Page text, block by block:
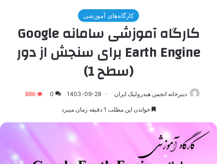
کارگاه‌های آموزشی
کارگاه آموزشی سامانه Google
Earth Engine برای سنجش از دور
(سطح 1)
دبیرخانه انجمن هیدرولیک ایران 1403-09-28
0
886
خواندن این مطلب 1 دقیقه زمان میبرد